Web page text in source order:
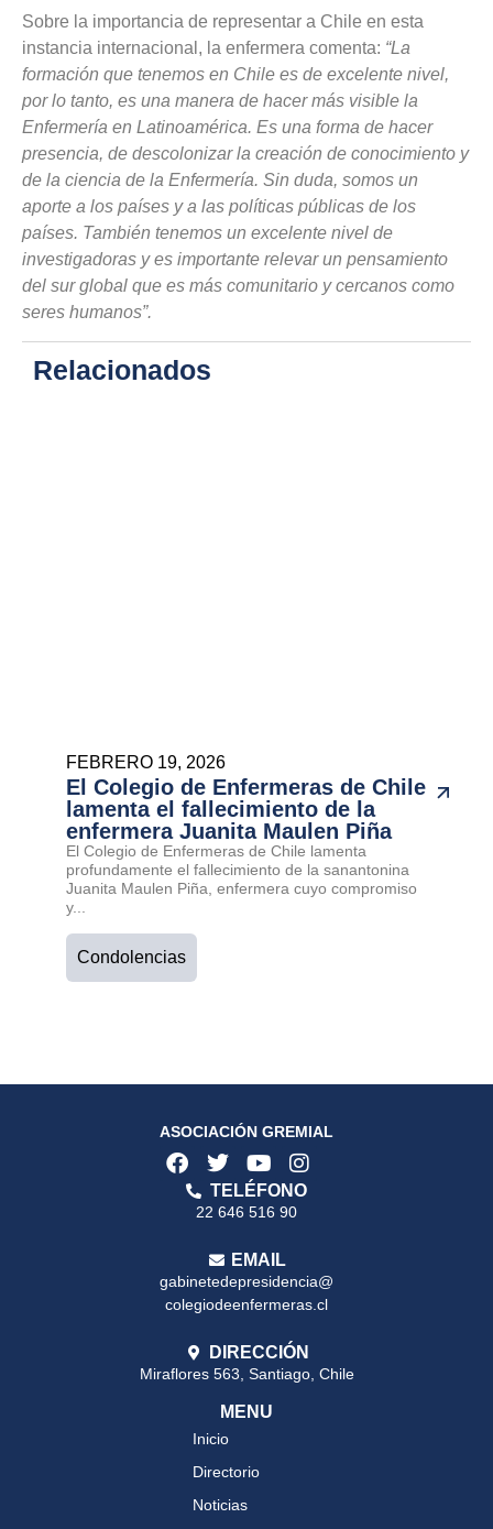
Sobre la importancia de representar a Chile en esta
instancia internacional, la enfermera comenta: “La
formación que tenemos en Chile es de excelente nivel,
por lo tanto, es una manera de hacer más visible la
Enfermería en Latinoamérica. Es una forma de hacer
presencia, de descolonizar la creación de conocimiento y
de la ciencia de la Enfermería. Sin duda, somos un
aporte a los países y a las políticas públicas de los
países. También tenemos un excelente nivel de
investigadoras y es importante relevar un pensamiento
del sur global que es más comunitario y cercanos como
seres humanos”.
Relacionados
FEBRERO 19, 2026
El Colegio de Enfermeras de Chile
lamenta el fallecimiento de la
enfermera Juanita Maulen Piña
El Colegio de Enfermeras de Chile lamenta
profundamente el fallecimiento de la sanantonina
Juanita Maulen Piña, enfermera cuyo compromiso
y...
Condolencias
ASOCIACIÓN GREMIAL
TELÉFONO
22 646 516 90
EMAIL
gabinetedepresidencia@
colegiodeenfermeras.cl
DIRECCIÓN
Miraflores 563, Santiago, Chile
MENU
Inicio
Directorio
Noticias